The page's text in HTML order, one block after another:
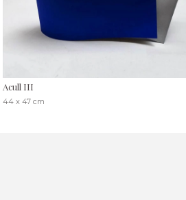
Acull III
44 x 47 cm